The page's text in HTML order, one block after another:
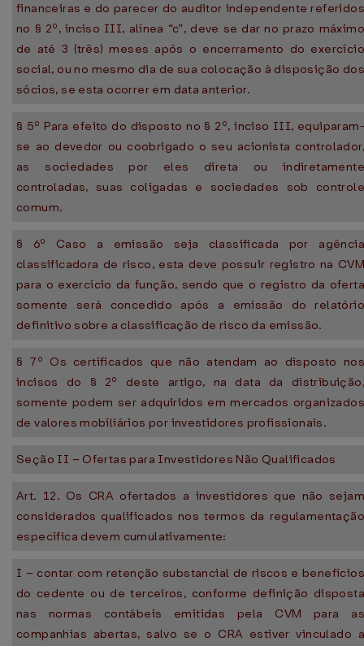
financeiras e do parecer do auditor independente referidos
no § 2º, inciso III, alínea “c”, deve se dar no prazo máximo
de até 3 (três) meses após o encerramento do exercício
social, ou no mesmo dia de sua colocação à disposição dos
sócios, se esta ocorrer em data anterior.
§ 5º Para efeito do disposto no § 2º, inciso III, equiparam-
se ao devedor ou coobrigado o seu acionista controlador,
as sociedades por eles direta ou indiretamente
controladas, suas coligadas e sociedades sob controle
comum.
§ 6º Caso a emissão seja classificada por agência
classificadora de risco, esta deve possuir registro na CVM
para o exercício da função, sendo que o registro da oferta
somente será concedido após a emissão do relatório
definitivo sobre a classificação de risco da emissão.
§ 7º Os certificados que não atendam ao disposto nos
incisos do § 2º deste artigo, na data da distribuição,
somente podem ser adquiridos em mercados organizados
de valores mobiliários por investidores profissionais.
Seção II – Ofertas para Investidores Não Qualificados
Art. 12. Os CRA ofertados a investidores que não sejam
considerados qualificados nos termos da regulamentação
específica devem cumulativamente:
I – contar com retenção substancial de riscos e benefícios
do cedente ou de terceiros, conforme definição disposta
nas normas contábeis emitidas pela CVM para as
companhias abertas, salvo se o CRA estiver vinculado a